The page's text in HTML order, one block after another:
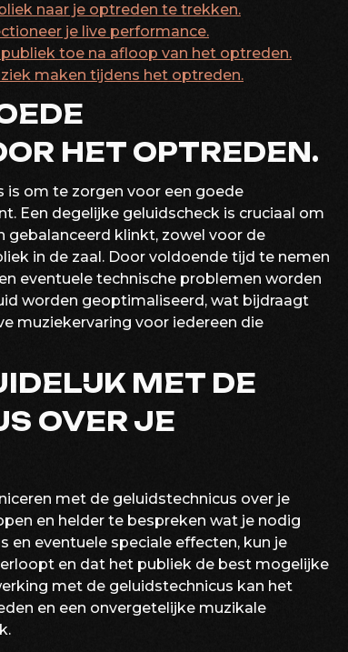
naar je optreden te trekken.
je live performance.
toe na afloop van het optreden.
maken tijdens het optreden.
HET OPTREDEN.
is om te zorgen voor een goede
Een degelijke geluidscheck is cruciaal om
gebalanceerd klinkt, zowel voor de
in de zaal. Door voldoende tijd te nemen
eventuele technische problemen worden
worden geoptimaliseerd, wat bijdraagt
muziekervaring voor iedereen die
MET DE
OVER JE
met de geluidstechnicus over je
en helder te bespreken wat je nodig
en eventuele speciale effecten, kun je
en dat het publiek de best mogelijke
met de geluidstechnicus kan het
en een onvergetelijke muzikale